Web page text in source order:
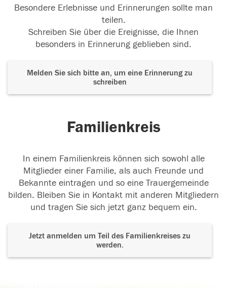
Besondere Erlebnisse und Erinnerungen sollte man
teilen.
Schreiben Sie über die Ereignisse, die Ihnen
besonders in Erinnerung geblieben sind.
Melden Sie sich bitte an, um eine Erinnerung zu
schreiben
Familienkreis
In einem Familienkreis können sich sowohl alle
Mitglieder einer Familie, als auch Freunde und
Bekannte eintragen und so eine Trauergemeinde
bilden. Bleiben Sie in Kontakt mit anderen Mitgliedern
und tragen Sie sich jetzt ganz bequem ein.
Jetzt anmelden um Teil des Familienkreises zu
werden.